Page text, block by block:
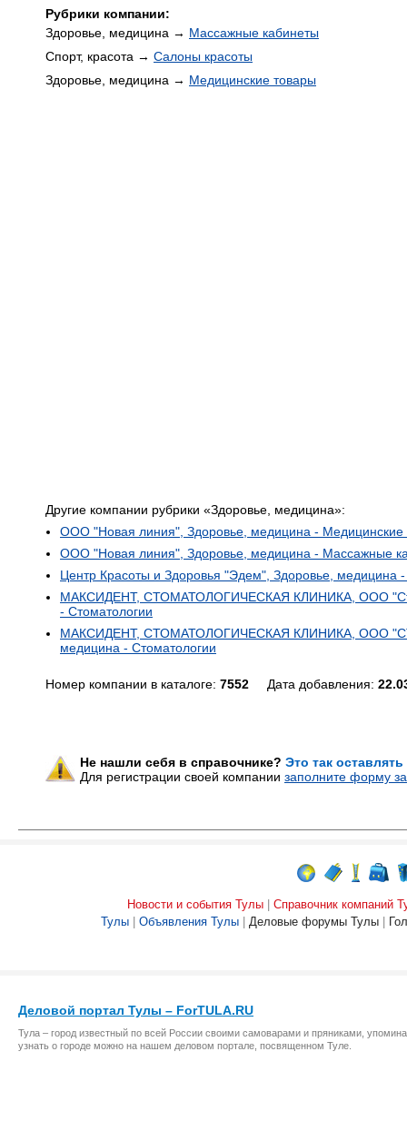
Рубрики компании:
Здоровье, медицина → Массажные кабинеты
Спорт, красота → Салоны красоты
Здоровье, медицина → Медицинские товары
Другие компании рубрики «Здоровье, медицина»:
ООО "Новая линия", Здоровье, медицина - Медицинские
ООО "Новая линия", Здоровье, медицина - Массажные
Центр Красоты и Здоровья "Эдем", Здоровье, медицина
МАКСИДЕНТ, СТОМАТОЛОГИЧЕСКАЯ КЛИНИКА, ООО
- Стоматологии
МАКСИДЕНТ, СТОМАТОЛОГИЧЕСКАЯ КЛИНИКА, ООО
медицина - Стоматологии
Номер компании в каталоге: 7552 Дата добавления:
Не нашли себя в справочнике? Это так
Для регистрации своей компании заполните форму
Новости и события Тулы
Справочник компаний
Тулы
Объявления Тулы Деловые форумы Тулы
Деловой портал Тулы – ForTULA.RU
Тула – город известный по всей России своими самоварами и пряниками,
узнать о городе можно на нашем деловом портале, посвященном Туле.